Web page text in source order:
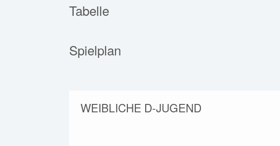
Tabelle
Spielplan
WEIBLICHE D-JUGEND